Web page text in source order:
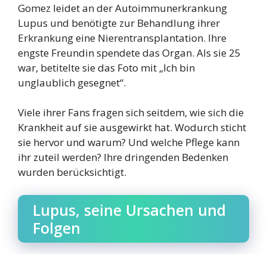
Gomez leidet an der Autoimmunerkrankung
Lupus und benötigte zur Behandlung ihrer
Erkrankung eine Nierentransplantation. Ihre
engste Freundin spendete das Organ. Als sie 25
war, betitelte sie das Foto mit „Ich bin
unglaublich gesegnet“.
Viele ihrer Fans fragen sich seitdem, wie sich die
Krankheit auf sie ausgewirkt hat. Wodurch sticht
sie hervor und warum? Und welche Pflege kann
ihr zuteil werden? Ihre dringenden Bedenken
wurden berücksichtigt.
Lupus, seine Ursachen und
Folgen